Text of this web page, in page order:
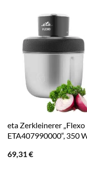
eta Zerkleinerer „Flexo
ETA407990000“, 350
69,31€